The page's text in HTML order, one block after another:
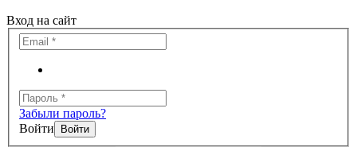
Вход на сайт
Забыли пароль?
Войти